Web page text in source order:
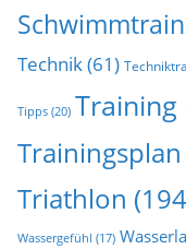
Technik(61)
Tipps (20) Training
Trainingsplan
Triathlon
Wassergefühl (17)